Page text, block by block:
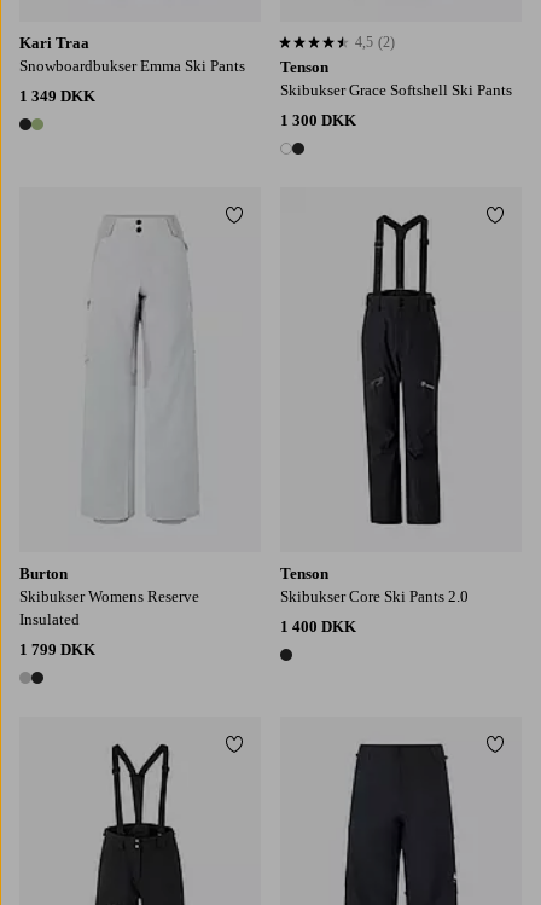
Kari Traa
Snowboardbukser Emma Ski Pants
1 349 DKK
2 farver
Tenson
Skibukser Grace Softshell Ski Pants
1 300 DKK
2 farver
4,5 baseret på 2 bedømmelser
4,5 (2)
Burton
Skibukser Womens Reserve
Insulated
1 799 DKK
2 farver
Tilføj til favoritter
Tenson
Skibukser Core Ski Pants 2.0
1 400 DKK
1 farve
Tilføj til favoritter